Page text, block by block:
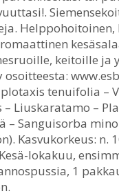
Helppohoitoinen,
keitoille
osoitteesta:
tenuifolia –
Liuskaratamo –
– Sanguisorba
Kasvukorkeus: n.
lokakuu,
1